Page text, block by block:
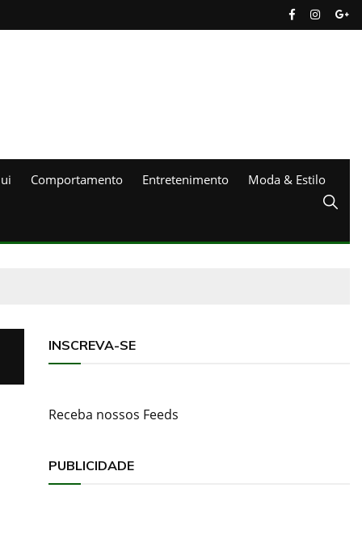
Comportamento Entretenimento Moda & Estilo
INSCREVA-SE
Receba nossos Feeds
PUBLICIDADE